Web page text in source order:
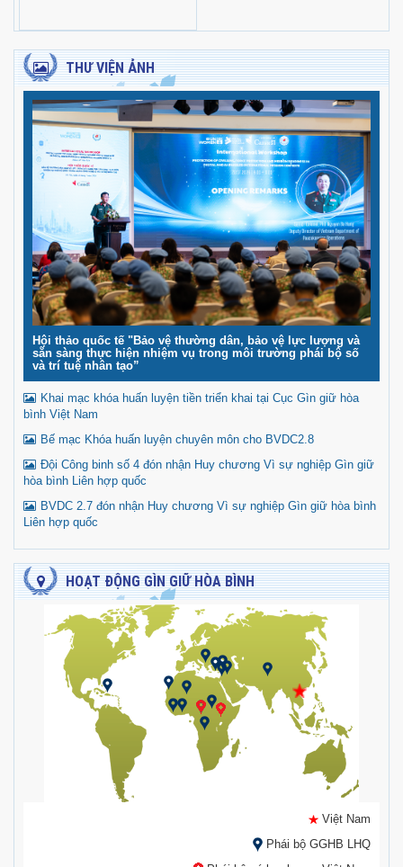
THƯ VIỆN ẢNH
Hội thảo quốc tế "Bảo vệ thường dân, bảo vệ lực lượng và
sẵn sàng thực hiện nhiệm vụ trong môi trường phái bộ số
và trí tuệ nhân tạo”
Khai mạc khóa huấn luyện tiền triển khai tại Cục Gìn giữ hòa
bình Việt Nam
Bế mạc Khóa huấn luyện chuyên môn cho BVDC2.8
Đội Công binh số 4 đón nhận Huy chương Vì sự nghiệp Gìn giữ
hòa bình Liên hợp quốc
BVDC 2.7 đón nhận Huy chương Vì sự nghiệp Gìn giữ hòa bình
Liên hợp quốc
HOẠT ĐỘNG GÌN GIỮ HÒA BÌNH
Việt Nam
Phái bộ GGHB LHQ